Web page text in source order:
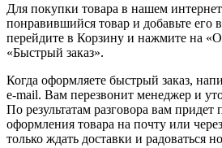
Для покупки товара в нашем
понравившийся товар и добавьте его
перейдите в Корзину и нажмите на
«Быстрый заказ».
Когда оформляете быстрый заказ,
e-mail. Вам перезвонит менеджер и
По результатам разговора вам придет
оформления товара на почту или
только ждать доставки и радоваться